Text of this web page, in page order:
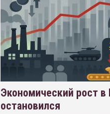
Экономический рост в
остановился